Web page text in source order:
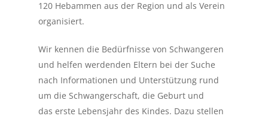
120 Hebammen aus der Region und als Verein
organisiert.
Wir kennen die Bedürfnisse von Schwangeren
und helfen werdenden Eltern bei der Suche
nach Informationen und Unterstützung rund
um die Schwangerschaft, die Geburt und
das erste Lebensjahr des Kindes. Dazu stellen